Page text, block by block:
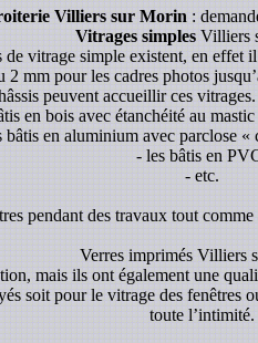
Villiers sur Morin:
Vitrages simplesVilliers
vitrage simple existent, en effet
mm pour les cadres photos
peuvent accueillir ces
en bois avec étanchéité au
bâtis en aluminium avec parclose «
- les bâtis en
- etc.
pendant des travaux tout
Verres imprimés Villiers
mais ils ont également une
soit pour le vitrage des
toute l’intimité.